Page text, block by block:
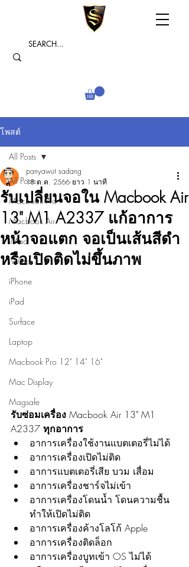
โพสต์
All Posts
Macbook Pro
Macbook Air
iMac
iWatch
iPhone
iPad
Surface
Laptop
Macbook Pro 12" 14" 16"
Mac Display
Magsafe
All Posts
รับเปลี่ยนจอใน Macbook Air
13" M1 A2337 แก้อาการ
หน้าจอแตก จอเป็นเส้นสีดำ
หรือเปิดติดไม่ขึ้นภาพ
panyawut sadang
18 ต.ค. 2566 ยาว 1 นาที
รับซ่อมเครื่อง Macbook Air 13" M1
A2337 ทุกอาการ
อาการเครื่องใช้งานแบตเตอรี่ไม่ได้
อาการเครื่องเปิดไม่ติด
อาการแบตเตอรี่เสีย บวม เสื่อม
อาการเครื่องชาร์จไม่เข้า
อาการเครื่องโดนน้ำ โดนความชื้น
ทำให้เปิดไม่ติด
อาการเครื่องค้างโลโก้ Apple
อาการเครื่องติดล็อก
อาการเครื่องบูทเข้า OS ไม่ได้